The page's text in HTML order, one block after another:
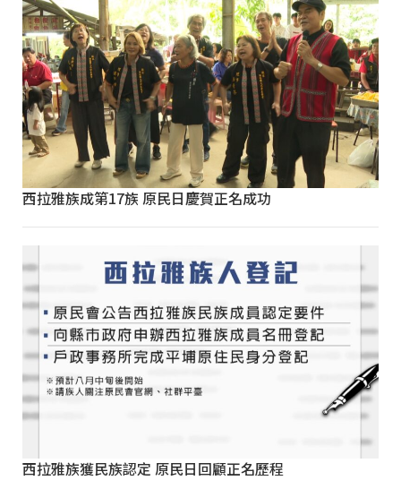
西拉雅族成第17族 原民日慶賀正名成功
西拉雅族獲民族認定 原民日回顧正名歷程